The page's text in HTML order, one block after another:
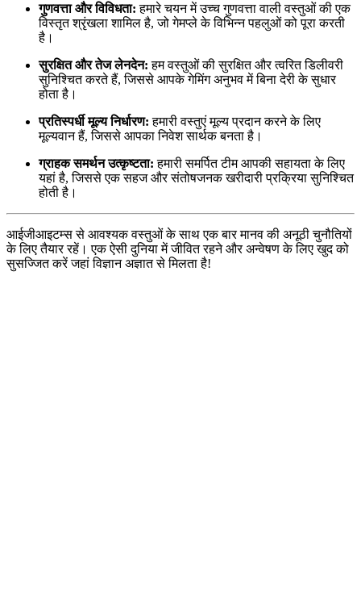
गुणवत्ता और विविधता: हमारे चयन में उच्च गुणवत्ता वाली वस्तुओं की एक
विस्तृत श्रृंखला शामिल है, जो गेमप्ले के विभिन्न पहलुओं को पूरा करती
है।
सुरक्षित और तेज लेनदेन: हम वस्तुओं की सुरक्षित और त्वरित डिलीवरी
सुनिश्चित करते हैं, जिससे आपके गेमिंग अनुभव में बिना देरी के सुधार
होता है।
प्रतिस्पर्धी मूल्य निर्धारण: हमारी वस्तुएं मूल्य प्रदान करने के लिए
मूल्यवान हैं, जिससे आपका निवेश सार्थक बनता है।
ग्राहक समर्थन उत्कृष्टता: हमारी समर्पित टीम आपकी सहायता के लिए
यहां है, जिससे एक सहज और संतोषजनक खरीदारी प्रक्रिया सुनिश्चित
होती है।
आईजीआइटम्स से आवश्यक वस्तुओं के साथ एक बार मानव की अनूठी चुनौतियों
के लिए तैयार रहें। एक ऐसी दुनिया में जीवित रहने और अन्वेषण के लिए खुद को
सुसज्जित करें जहां विज्ञान अज्ञात से मिलता है!